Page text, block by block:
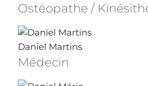
Ostéopathe /
Daniel Martins
Médecin